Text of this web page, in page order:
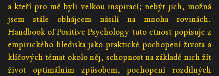
a kteří pro mě byli velkou inspirací; nebýt jich, možná
jsem stále obhájcem násilí na mnoha rovinách.
Handbook of Positive Psychology tuto ctnost popisuje z
empirického hlediska jako praktické pochopení života a
klíčových témat okolo něj, schopnost na základě nich žít
život optimálním způsobem, pochopení rozdílných